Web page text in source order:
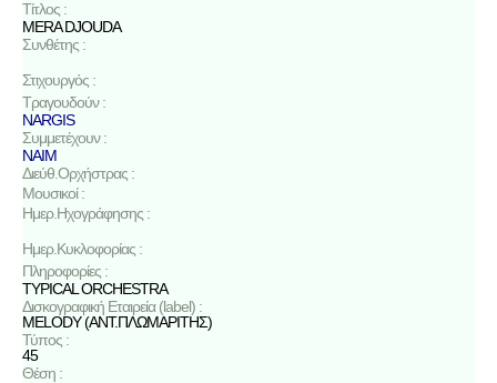
Τίτλος :
MERA DJOUDA
Συνθέτης :
Στιχουργός :
Τραγουδούν :
NARGIS
Συμμετέχουν :
NAIM
Διεύθ.Ορχήστρας :
Μουσικοί :
Ημερ.Ηχογράφησης :
Ημερ.Κυκλοφορίας :
Πληροφορίες :
TYPICAL ORCHESTRA
Δισκογραφική Εταιρεία (label) :
MELODY (ΑΝΤ.ΠΛΩΜΑΡΙΤΗΣ)
Τύπος :
45
Θέση :